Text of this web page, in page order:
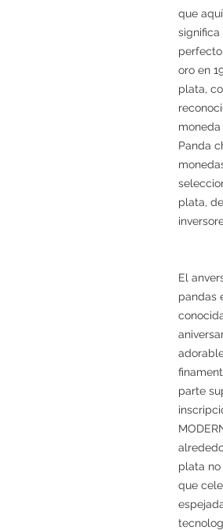
que
oro en
plata,
Panda
plata,
El
pandas
parte
plata no
que